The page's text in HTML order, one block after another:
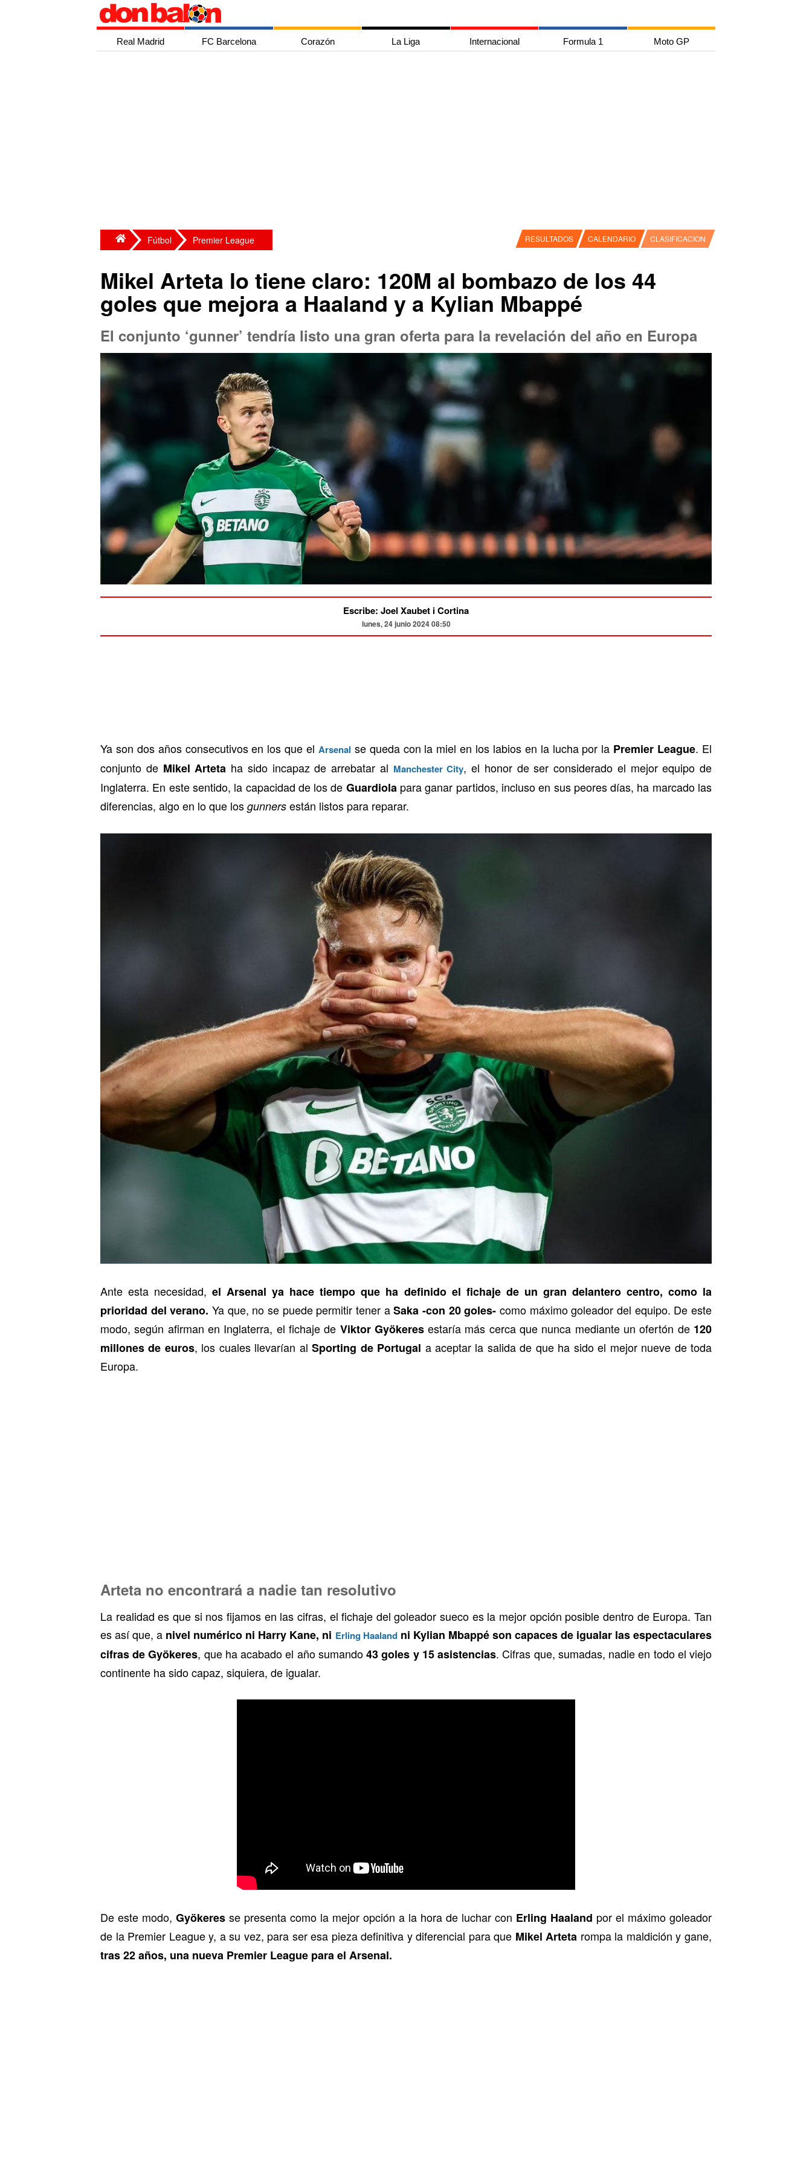
Real Madrid FC Barcelona Corazón La Liga Internacional Formula 1 Moto GP
Fútbol Premier League RESULTADOS CALENDARIO CLASIFICACION
Mikel Arteta lo tiene claro: 120M al bombazo de los 44
goles que mejora a Haaland y a Kylian Mbappé
El conjunto ‘gunner’ tendría listo una gran oferta para la revelación del año en Europa
Escribe: Joel Xaubet i Cortina
lunes, 24 junio 2024 08:50
Ya son dos años consecutivos en los que el Arsenal se queda con la miel en los labios en la lucha por la Premier League. El
conjunto de Mikel Arteta ha sido incapaz de arrebatar al Manchester City, el honor de ser considerado el mejor equipo de
Inglaterra. En este sentido, la capacidad de los de Guardiola para ganar partidos, incluso en sus peores días, ha marcado las
diferencias, algo en lo que los gunners están listos para reparar.
Ante esta necesidad,el Arsenal ya hace tiempo que ha definido el fichaje de un gran delantero centro, como la
prioridad del verano. Ya que, no se puede permitir tener aSaka -con 20 goles- como máximo goleador del equipo. De este
modo, según afirman en Inglaterra, el fichaje de Viktor Gyökeresestaría más cerca que nunca mediante un ofertón de 120
millones de euros, los cuales llevarían alSporting de Portugal a aceptar la salida de que ha sido el mejor nueve de toda
Europa.
Arteta no encontrará a nadie tan resolutivo
La realidad es que si nos fijamos en las cifras, el fichaje del goleador sueco es la mejor opción posible dentro de Europa. Tan
es así que, a nivel numérico ni Harry Kane, ni Erling Haalandni Kylian Mbappé son capaces de igualar las espectaculares
cifras de Gyökeres, que ha acabado el año sumando43 goles y 15 asistencias. Cifras que, sumadas, nadie en todo el viejo
continente ha sido capaz, siquiera, de igualar.
De este modo, Gyökeres se presenta como la mejor opción a la hora de luchar con Erling Haaland por el máximo goleador
de la Premier League y, a su vez, para ser esa pieza definitiva y diferencial para que Mikel Arteta rompa la maldición y gane,
tras 22 años, una nueva Premier League para el Arsenal.